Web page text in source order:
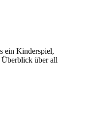
ein Kinderspiel,
Überblick über all